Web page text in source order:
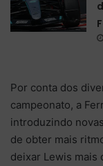
Por conta dos
campeonato, a
introduzindo
de obter mais
deixar Lewis mais